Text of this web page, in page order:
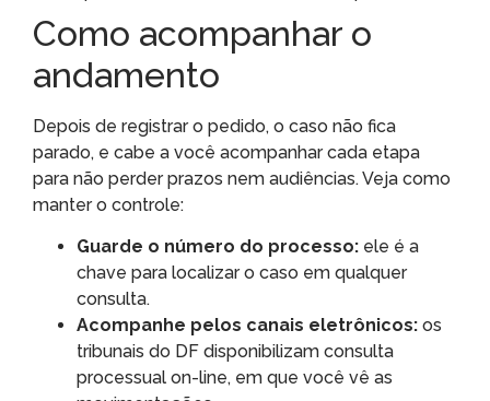
Como acompanhar o
andamento
Depois de registrar o pedido, o caso não fica
parado, e cabe a você acompanhar cada etapa
para não perder prazos nem audiências. Veja como
manter o controle:
Guarde o número do processo: ele é a
chave para localizar o caso em qualquer
consulta.
Acompanhe pelos canais eletrônicos: os
tribunais do DF disponibilizam consulta
processual on-line, em que você vê as